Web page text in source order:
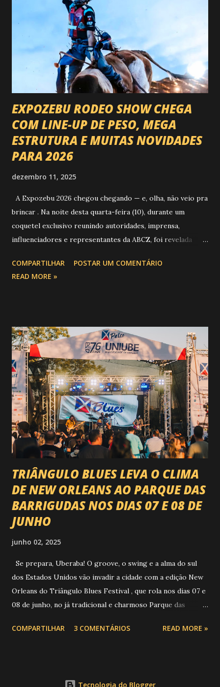
EXPOZEBU RODEO SHOW CHEGA
COM LINE-UP DE PESO, MEGA
ESTRUTURA E MUITAS NOVIDADES
PARA 2026
dezembro 11, 2025
A Expozebu 2026 chegou chegando — e, olha, não veio pra
brincar . Na noite desta quarta-feira (10), durante um
coquetel exclusivo reunindo autoridades, imprensa,
influenciadores e representantes da ABCZ, foi revelada
festa : a chegada do Campeonato de Montarias em Touros
do Circuito Rancho Primavera (CRP) , a maior companhia de
impacto é tão grande que o evento até mudou de nome:
agora é Expozebu Rodeo Shows . E não para por aí. Foto:
@circuitoranchoprimavera 🎤 LINE-UP NACIONAL QUE
VAI ESTREMECER O PARQUE Serão quatro noites , entre
24, 25, 30 de abril e 02 de maio , com oito atrações gigantes
da música brasileira , contemplando sertanejo, forró,
piseiro e sofrência nível hard: Gusttavo Lima Leonardo
Natanzinho Lima Jads & ...
COMPARTILHAR
POSTAR UM COMENTÁRIO
READ MORE »
TRIÂNGULO BLUES LEVA O CLIMA
DE NEW ORLEANS AO PARQUE DAS
BARRIGUDAS NOS DIAS 07 E 08 DE
JUNHO
junho 02, 2025
Se prepara, Uberaba! O groove, o swing e a alma do sul
dos Estados Unidos vão invadir a cidade com a edição New
Orleans do Triângulo Blues Festival , que rola nos dias 07 e
08 de junho, no já tradicional e charmoso Parque das
Foto: https://www.trianguloblues.com.br/ ATRAÇÕES DE
COMPARTILHAR 3 COMENTÁRIOS READ MORE »
Tecnologia do Blogger